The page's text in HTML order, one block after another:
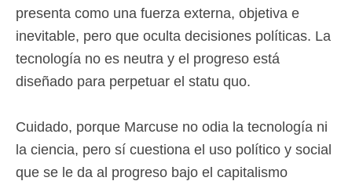
presenta como una fuerza externa, objetiva e
inevitable, pero que oculta decisiones políticas. La
tecnología no es neutra y el progreso está
diseñado para perpetuar el statu quo.
Cuidado, porque Marcuse no odia la tecnología ni
la ciencia, pero sí cuestiona el uso político y social
que se le da al progreso bajo el capitalismo